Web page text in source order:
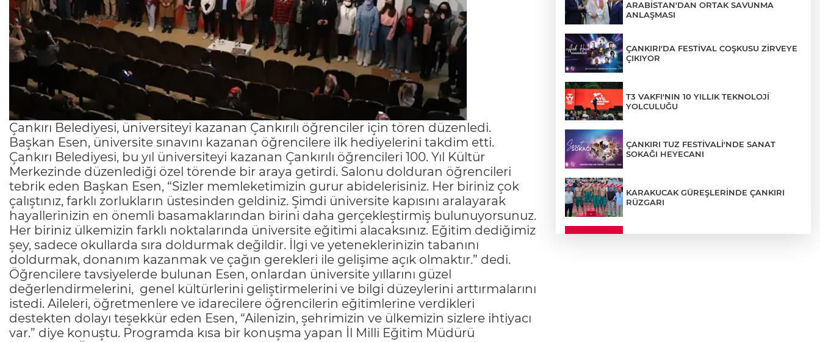
Çankırı Belediyesi, üniversiteyi kazanan Çankırılı öğrenciler için tören düzenledi.
Başkan Esen, üniversite sınavını kazanan öğrencilere ilk hediyelerini takdim etti.
Çankırı Belediyesi, bu yıl üniversiteyi kazanan Çankırılı öğrencileri 100. Yıl Kültür
Merkezinde düzenlediği özel törende bir araya getirdi. Salonu dolduran öğrencileri
tebrik eden Başkan Esen, “Sizler memleketimizin gurur abidelerisiniz. Her biriniz çok
çalıştınız, farklı zorlukların üstesinden geldiniz. Şimdi üniversite kapısını aralayarak
hayallerinizin en önemli basamaklarından birini daha gerçekleştirmiş bulunuyorsunuz.
Her biriniz ülkemizin farklı noktalarında üniversite eğitimi alacaksınız. Eğitim dediğimiz
şey, sadece okullarda sıra doldurmak değildir. İlgi ve yeteneklerinizin tabanını
doldurmak, donanım kazanmak ve çağın gerekleri ile gelişime açık olmaktır.” dedi.
Öğrencilere tavsiyelerde bulunan Esen, onlardan üniversite yıllarını güzel
değerlendirmelerini, genel kültürlerini geliştirmelerini ve bilgi düzeylerini arttırmalarını
istedi. Aileleri, öğretmenlere ve idarecilere öğrencilerin eğitimlerine verdikleri
destekten dolayı teşekkür eden Esen, “Ailenizin, şehrimizin ve ülkemizin sizlere ihtiyacı
var.” diye konuştu. Programda kısa bir konuşma yapan İl Milli Eğitim Müdürü
ARABİSTAN'DAN ORTAK SAVUNMA
ANLAŞMASI
ÇANKIRI'DA FESTİVAL COŞKUSU ZİRVEYE
ÇIKIYOR
T3 VAKFI'NIN 10 YILLIK TEKNOLOJİ
YOLCULUĞU
ÇANKIRI TUZ FESTİVALİ'NDE SANAT
SOKAĞI HEYECANI
KARAKUCAK GÜREŞLERİNDE ÇANKIRI
RÜZGARI